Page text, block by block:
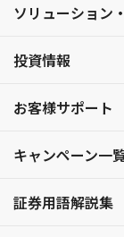
ソリューション
投資情報
お客様サポート
キャンペーン一
証券用語解説集